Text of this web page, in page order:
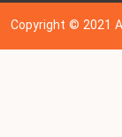
Copyright © 202 1